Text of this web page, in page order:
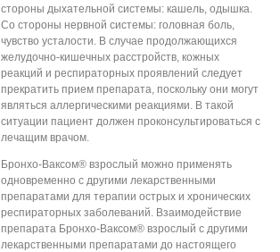
стороны дыхательной системы: кашель, одышка.
Со стороны нервной системы: головная боль,
чувство усталости. В случае продолжающихся
желудочно-кишечных расстройств, кожных
реакций и респираторных проявлений следует
прекратить прием препарата, поскольку они могут
являться аллергическими реакциями. В такой
ситуации пациент должен проконсультироваться с
лечащим врачом.
Бронхо-Ваксом® взрослый можно применять
одновременно с другими лекарственными
препаратами для терапии острых и хронических
респираторных заболеваний. Взаимодействие
препарата Бронхо-Ваксом® взрослый с другими
лекарственными препаратами до настоящего